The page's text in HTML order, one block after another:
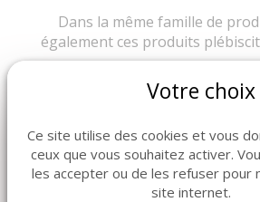
Dans la même famille de
également ces produits
Votre choix
Ce site utilise des cookies et vous
ceux que vous souhaitez activer.
les accepter ou de les refuser pour
site internet.